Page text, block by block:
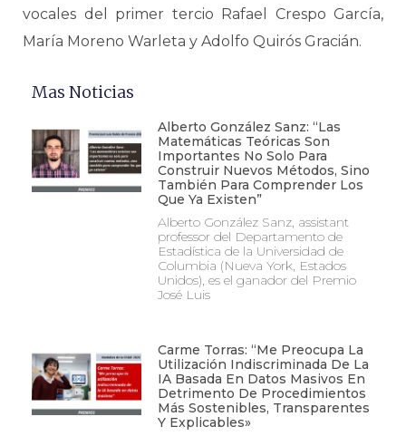
vocales del primer tercio Rafael Crespo García,
María Moreno Warleta y Adolfo Quirós Gracián.
Mas Noticias
Alberto González Sanz: “Las
Matemáticas Teóricas Son
Importantes No Solo Para
Construir Nuevos Métodos, Sino
También Para Comprender Los
Que Ya Existen”
Alberto González Sanz, assistant
professor del Departamento de
Estadística de la Universidad de
Columbia (Nueva York, Estados
Unidos), es el ganador del Premio
José Luis
Carme Torras: “Me Preocupa La
Utilización Indiscriminada De La
IA Basada En Datos Masivos En
Detrimento De Procedimientos
Más Sostenibles, Transparentes
Y Explicables»